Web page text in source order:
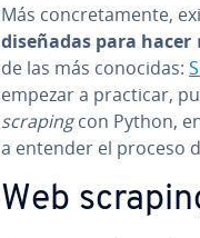
Más co­n­cre­ta­me­n­te,
diseñadas para hacer
de las más conocidas:
empezar a practicar,
scrapingcon Python,
a entender el proceso
Web